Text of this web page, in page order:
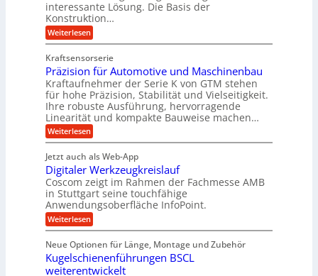
e
r
g
e
c
h
e
l
g
e
w
i
n
d
e
t
i
e
b
e
f
ü
r
r
a
s
a
t
u
n
d
A
u
f
t
r
a
g
s
e
i
g
a
e
i
t
s
l
o
s
e
,
w
e
n
i
g
e
r
S
t
e
l
l
interessante Lösung. Die Basis der
Konstruktion…
Weiterlesen:
Z
h
n
s
t
a
n
g
e
n
e
t
r
i
e
b
e
f
r
p
r
Kraftsensorserie
Präzision für Automotive und Maschinenbau
Kraftaufnehmer der Serie K von GTM stehen
für hohe Präzision, Stabilität und Vielseitigkeit.
Ihre robuste Ausführung, hervorragende
Linearität und kompakte Bauweise machen…
Weiterlesen:
P
ä
z
i
s
i
o
n
f
r
A
u
Jetzt auch als Web-App
Digitaler Werkzeugkreislauf
Coscom zeigt im Rahmen der Fachmesse AMB
in Stuttgart seine touchfähige
Anwendungsoberfläche InfoPoint.
Weiterlesen:
D
g
i
t
Neue Optionen für Länge, Montage und Zubehör
Kugelschienenführungen BSCL
weiterentwickelt